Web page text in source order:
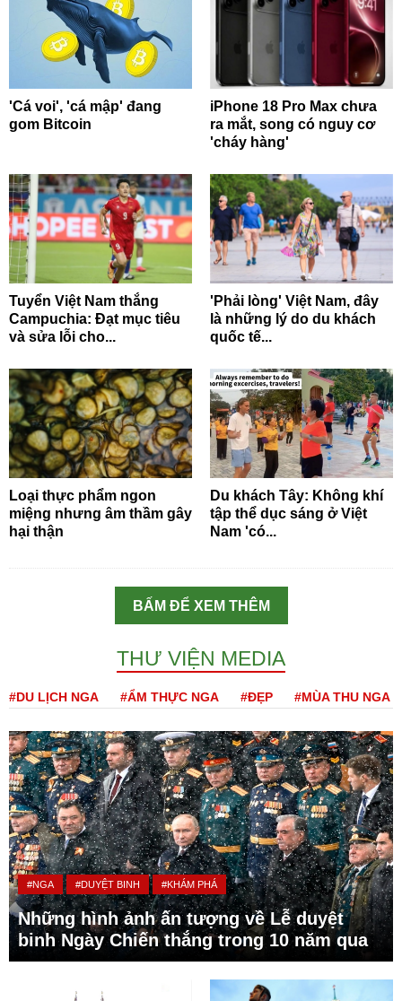
'Cá voi', 'cá mập' đang
gom Bitcoin
iPhone 18 Pro Max chưa
ra mắt, song có nguy cơ
'cháy hàng'
Tuyển Việt Nam thắng
Campuchia: Đạt mục tiêu
và sửa lỗi cho...
'Phải lòng' Việt Nam, đây
là những lý do du khách
quốc tế...
Loại thực phẩm ngon
miệng nhưng âm thầm gây
hại thận
Du khách Tây: Không khí
tập thể dục sáng ở Việt
Nam 'có...
BẤM ĐỂ XEM THÊM
THƯ VIỆN MEDIA
#DU LỊCH NGA #ẨM THỰC NGA #ĐẸP #MÙA THU NGA
#NGA #DUYỆT BINH #KHÁM PHÁ
Những hình ảnh ấn tượng về Lễ duyệt
binh Ngày Chiến thắng trong 10 năm qua